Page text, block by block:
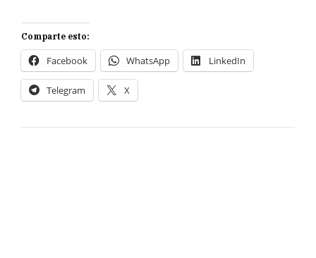
Comparte esto:
Facebook WhatsApp LinkedIn
Telegram X